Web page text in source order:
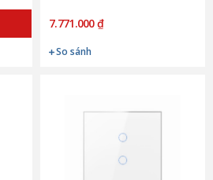
7.771.000 ₫
So sánh